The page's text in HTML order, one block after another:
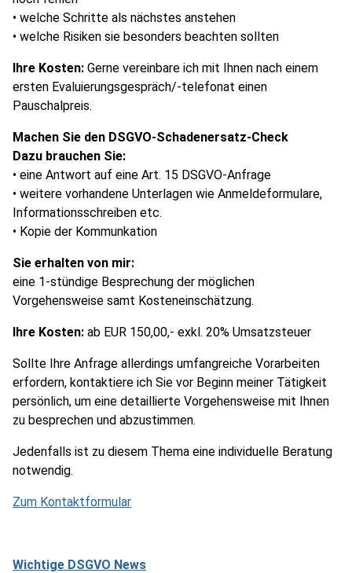
• welche Schritte als nächstes anstehen
• welche Risiken sie besonders beachten sollten
Ihre Kosten: Gerne vereinbare ich mit Ihnen nach einem
ersten Evaluierungsgespräch/-telefonat einen
Pauschalpreis.
Machen Sie den DSGVO-Schadenersatz-Check
Dazu brauchen Sie:
• eine Antwort auf eine Art. 15 DSGVO-Anfrage
• weitere vorhandene Unterlagen wie Anmeldeformulare,
Informationsschreiben etc.
• Kopie der Kommunkation
Sie erhalten von mir:
eine 1-stündige Besprechung der möglichen
Vorgehensweise samt Kosteneinschätzung.
Ihre Kosten: ab EUR 150,00,- exkl. 20% Umsatzsteuer
Sollte Ihre Anfrage allerdings umfangreiche Vorarbeiten
erfordern, kontaktiere ich Sie vor Beginn meiner Tätigkeit
persönlich, um eine detaillierte Vorgehensweise mit Ihnen
zu besprechen und abzustimmen.
Jedenfalls ist zu diesem Thema eine individuelle Beratung
notwendig.
Zum Kontaktformular
Wichtige DSGVO News